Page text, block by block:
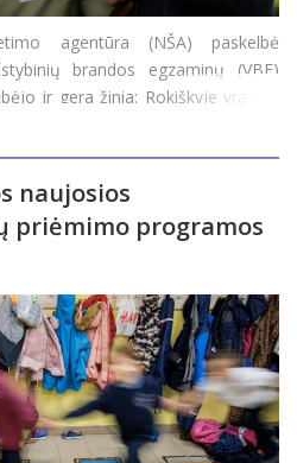
agentūra (NŠA) paskelbė
brandos egzaminų (VBE)
ir gera žinia: Rokiškyje yra dar
savivaldybės administracijos
naujosios
priėmimo programos